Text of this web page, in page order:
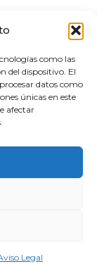
como las
del dispositivo. El
datos como
únicas en este
afectar
Legal